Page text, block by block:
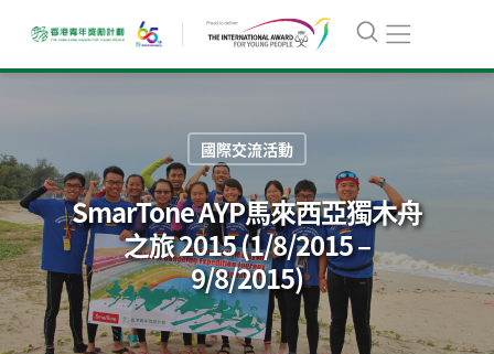
國際交流活動
SmarTone AYP馬來西亞獨木舟
之旅 2015 (1/8/2015 –
9/8/2015)